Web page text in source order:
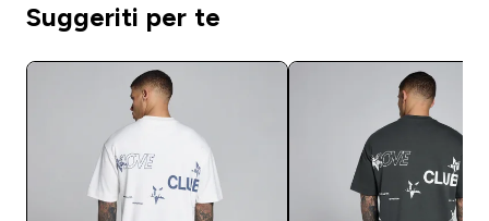
Suggeriti per te